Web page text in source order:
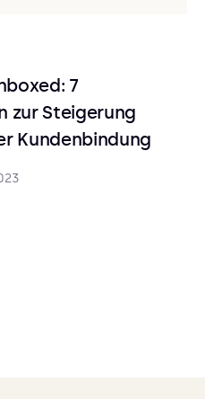
7
zur Steigerung
Kundenbindung